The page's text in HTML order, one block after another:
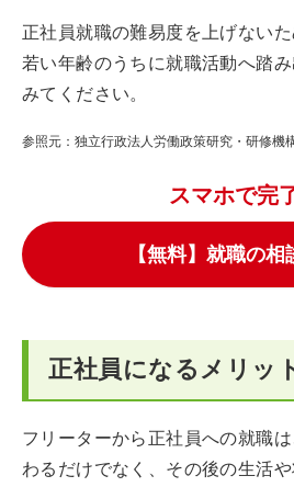
正社員就職の難易度を上げない
若い年齢のうちに就職活動へ踏
みてください。
参照元：独立行政法人労働政策研究・研修機
スマホで完
【無料】就職の
正社員になるメリッ
フリーターから正社員への就職
わるだけでなく、その後の生活